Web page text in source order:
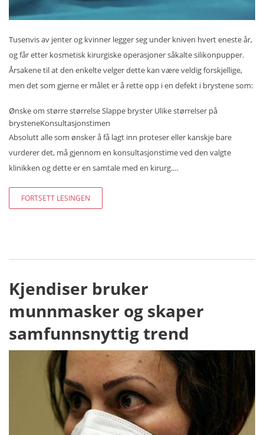
Tusenvis av jenter og kvinner legger seg under kniven hvert eneste år,
og får etter kosmetisk kirurgiske operasjoner såkalte silikonpupper.
Årsakene til at den enkelte velger dette kan være veldig forskjellige,
men det som gjerne er målet er å rette opp i en defekt i brystene som:
Ønske om større størrelse Slappe bryster Ulike størrelser på
brysteneKonsultasjonstimen
Absolutt alle som ønsker å få lagt inn proteser eller kanskje bare
vurderer det, må gjennom en konsultasjonstime ved den valgte
klinikken og dette er en samtale med en kirurg.…
FORTSETT LESINGEN
Kjendiser bruker
munnmasker og skaper
samfunnsnyttig trend